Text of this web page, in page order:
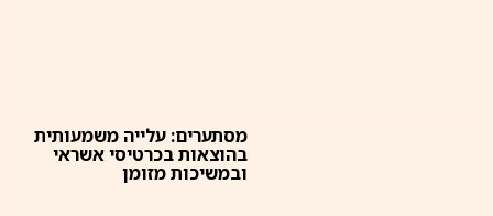
מסתערים: עלייה משמעותית
בהוצאות בכרטיסי אשראי
ובמשיכות מזומן